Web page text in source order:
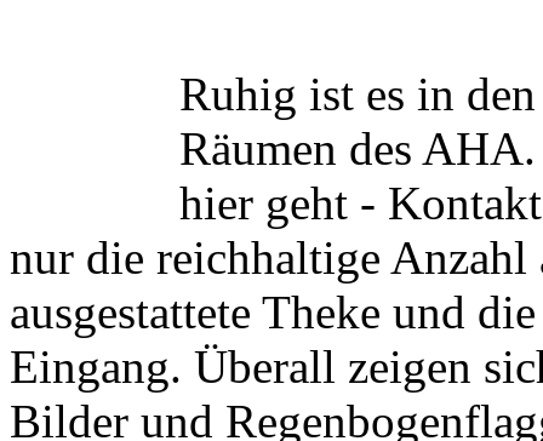
Ruhig ist es in
Räumen des
hier geht -
nur die reichhaltige Anzahl
ausgestattete Theke und
Eingang. Überall zeigen
Bilder und